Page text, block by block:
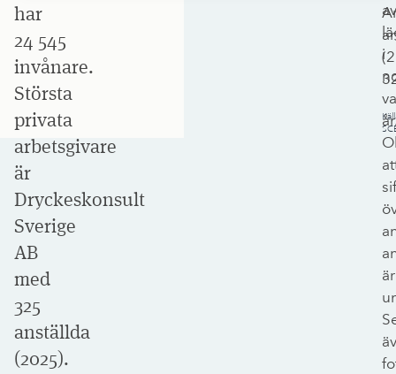
har
24 545
invånare.
Största
privata
arbetsgivare
är
Dryckeskonsult
Sverige
AB
med
325
anställda
(2025).
(i
år.
är